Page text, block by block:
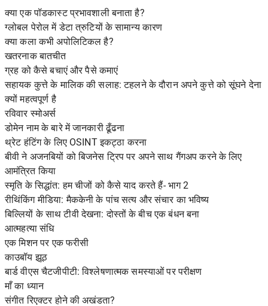
क्या एक पॉडकास्ट प्रभावशाली बनाता है?
ग्लोबल पेरोल में डेटा त्रुटियों के सामान्य कारण
क्या कला कभी अपोलिटिकल है?
खतरनाक बातचीत
ग्रह को कैसे बचाएं और पैसे कमाएं
सहायक कुत्ते के मालिक की सलाह: टहलने के दौरान अपने कुत्ते को सूंघने देना
क्यों महत्वपूर्ण है
रविवार स्मोअर्स
डोमेन नाम के बारे में जानकारी ढूँढना
थ्रेट हंटिंग के लिए OSINT इकट्ठा करना
बीवी ने अजनबियों को बिजनेस ट्रिप पर अपने साथ गैंगअप करने के लिए
आमंत्रित किया
स्मृति के सिद्धांत: हम चीजों को कैसे याद करते हैं- भाग 2
रीथिंकिंग मीडिया: मैककेनी के पांच सत्य और संचार का भविष्य
बिल्लियों के साथ टीवी देखना: दोस्तों के बीच एक बंधन बना
आत्महत्या संधि
एक मिशन पर एक फरीसी
काउबॉय झूठ
बार्ड वीएस चैटजीपीटी: विश्लेषणात्मक समस्याओं पर परीक्षण
माँ का ध्यान
संगीत रिएक्टर होने की अखंडता?